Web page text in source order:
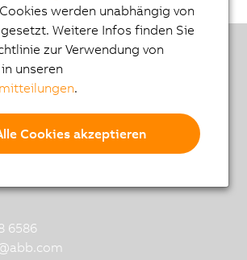
Group
GmbH
6586
abb.com
werden unabhängig von
Weitere Infos finden Sie
zur Verwendung von
unseren
.
Cookies akzeptieren